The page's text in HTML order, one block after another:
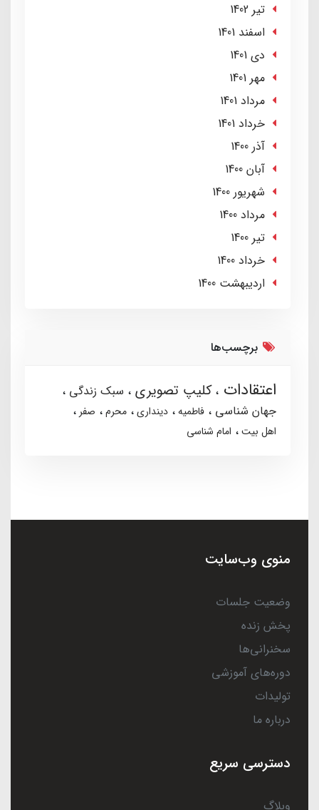
تير 1402
اسفند 1401
دی 1401
مهر 1401
مرداد 1401
خرداد 1401
آذر 1400
آبان 1400
شهریور 1400
مرداد 1400
تير 1400
خرداد 1400
ارديبهشت 1400
برچسب‌ها
اعتقادات کلیپ تصویری
سبک زندگی
جهان شناسی
فاطمیه دینداری محرم
صفر
اهل بیت
امام شناسی
منوی وب‌سایت
وضعیت جلسات
پخش زنده
سخنرانی‌ها
دوره‌های آموزشی
تولیدات
درباره ما
دسترسی سریع
وبلاگ